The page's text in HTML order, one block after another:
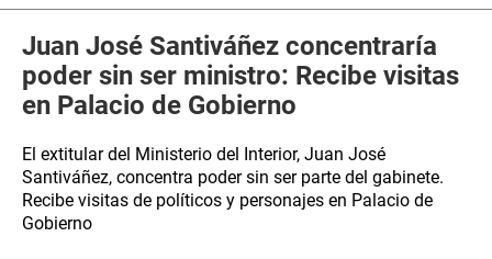
Juan José Santiváñez concentraría
poder sin ser ministro: Recibe visitas
en Palacio de Gobierno
El extitular del Ministerio del Interior, Juan José
Santiváñez, concentra poder sin ser parte del gabinete.
Recibe visitas de políticos y personajes en Palacio de
Gobierno